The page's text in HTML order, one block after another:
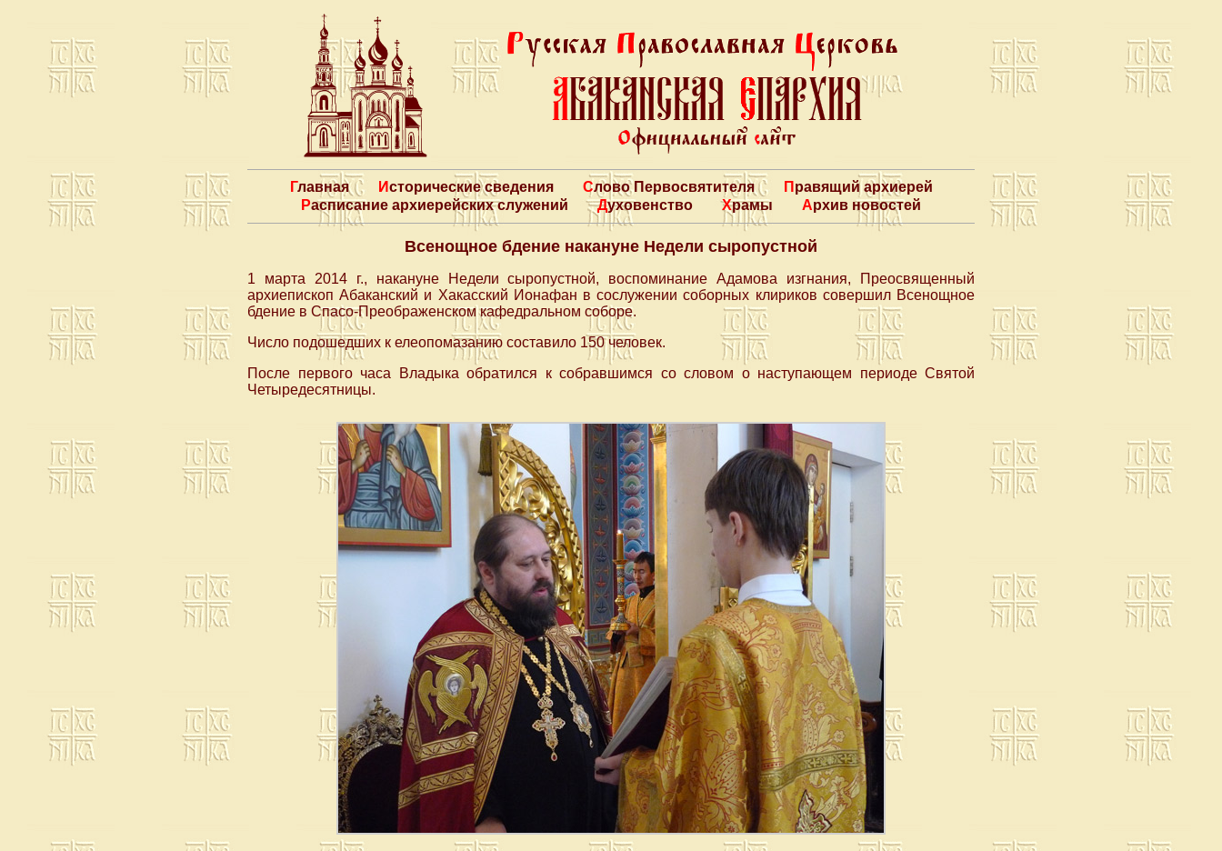
Главная Исторические сведения Слово Первосвятителя
Правящий архиерей
Расписание архиерейских служений
Духовенство Храмы Архив новостей
Всенощное бдение накануне Недели сыропустной
1 марта 2014 г., накануне Недели сыропустной, воспоминание Адамова изгнания, Преосвященный
архиепископ Абаканский и Хакасский Ионафан в сослужении соборных клириков совершил Всенощное
бдение в Спасо-Преображенском кафедральном соборе.
Число подошедших к елеопомазанию составило 150 человек.
После первого часа Владыка обратился к собравшимся со словом о наступающем периоде Святой
Четыредесятницы.